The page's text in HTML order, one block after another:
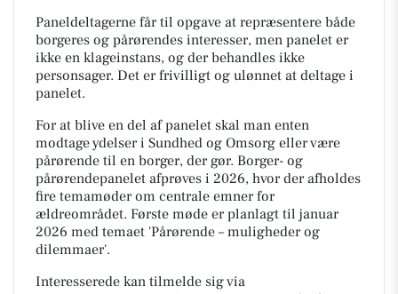
Paneldeltagerne får til opgave at repræsentere både
borgeres og pårørendes interesser, men panelet er
ikke en klageinstans, og der behandles ikke
personsager. Det er frivilligt og ulønnet at deltage i
panelet.
For at blive en del af panelet skal man enten
modtage ydelser i Sundhed og Omsorg eller være
pårørende til en borger, der gør. Borger- og
pårørendepanelet afprøves i 2026, hvor der afholdes
fire temamøder om centrale emner for
ældreområdet. Første møde er planlagt til januar
2026 med temaet 'Pårørende – muligheder og
dilemmaer'.
Interesserede kan tilmelde sig via